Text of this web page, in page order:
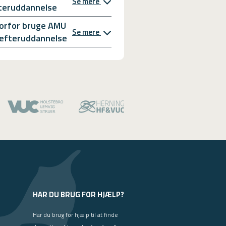
bruge AMU
Se mere
HAR DU BRUG FOR HJÆLP?
Har du brug for hjælp til at finde